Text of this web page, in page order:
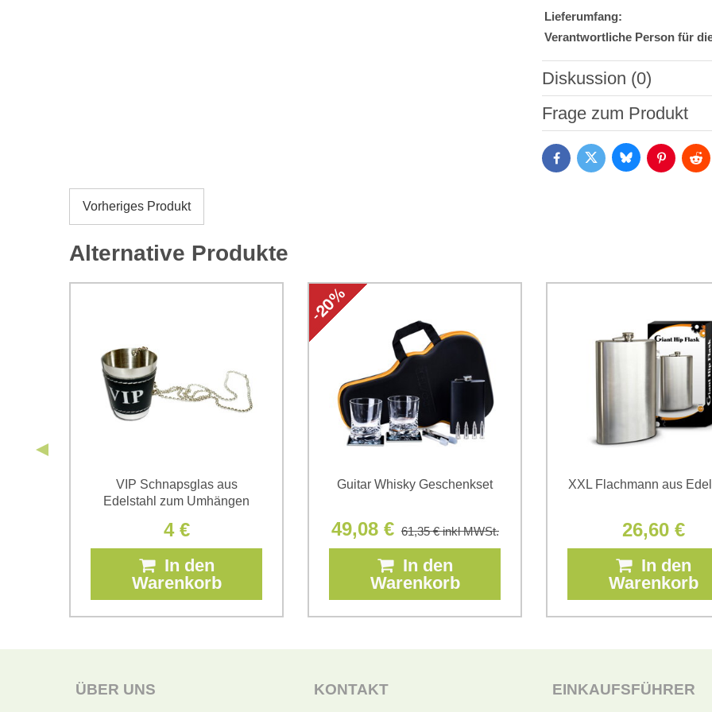
Lieferumfang:
Verantwortliche Person für
Diskussion (0)
Neuer Kommentar
Daten zum Zwecke der
(Erforderlich)
Frage zum Produkt
FacebookTwitter BlueskyPinterest
Vorheriges Produkt
Alternative Produkte
VIP Schnapsglas aus
Edelstahl zum Umhängen
4 €
In den
Warenkorb
Guitar Whisky Geschenkset
49,08 € 61,35 €inkl MWSt.
In den
Warenkorb
XXL Flachmann aus
26,60 €
In den
Warenkorb
ÜBER UNS KONTAKT EINKAUFSFÜHRER